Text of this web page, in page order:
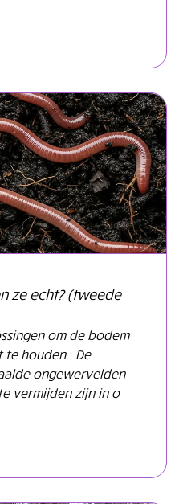
ze echt? (tweede
om de bodem
te houden. De
ongewervelden
vermijden zijn in o